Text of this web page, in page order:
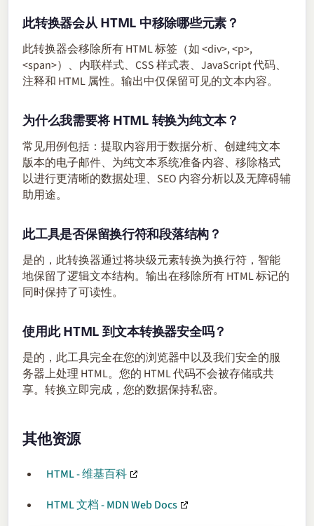
此转换器会从 HTML 中移除哪些元素？
此转换器会移除所有 HTML 标签（如 <div>, <p>,
<span>）、内联样式、CSS 样式表、JavaScript 代码、
注释和 HTML 属性。输出中仅保留可见的文本内容。
为什么我需要将 HTML 转换为纯文本？
常见用例包括：提取内容用于数据分析、创建纯文本
版本的电子邮件、为纯文本系统准备内容、移除格式
以进行更清晰的数据处理、SEO 内容分析以及无障碍辅
助用途。
此工具是否保留换行符和段落结构？
是的，此转换器通过将块级元素转换为换行符，智能
地保留了逻辑文本结构。输出在移除所有 HTML 标记的
同时保持了可读性。
使用此 HTML 到文本转换器安全吗？
是的，此工具完全在您的浏览器中以及我们安全的服
务器上处理 HTML。您的 HTML 代码不会被存储或共
享。转换立即完成，您的数据保持私密。
其他资源
HTML - 维基百科
HTML 文档 - MDN Web Docs